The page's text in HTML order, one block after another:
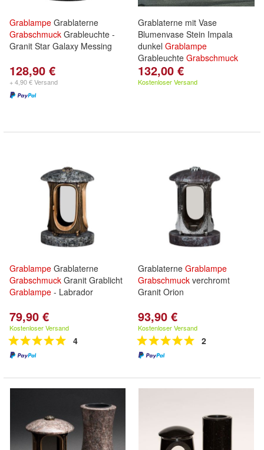
Grablampe Grablaterne
Grabschmuck Grableuchte -
Granit Star Galaxy Messing
128,90 €
+ 4,90 € Versand
Grablaterne mit Vase
Blumenvase Stein Impala
dunkel Grablampe
Grableuchte Grabschmuck
132,00 €
Kostenloser Versand
Grablampe Grablaterne
Grabschmuck Granit Grablicht
Grablampe - Labrador
79,90 €
Kostenloser Versand
4
Grablaterne Grablampe
Grabschmuck verchromt
Granit Orion
93,90 €
Kostenloser Versand
2